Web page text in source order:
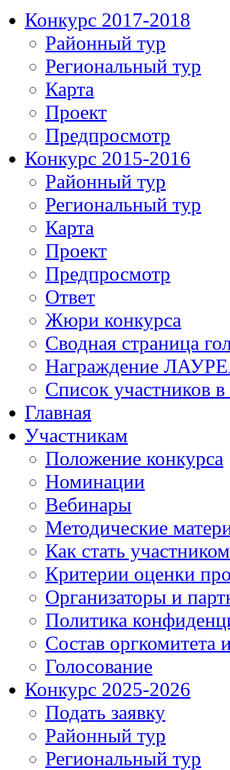
Конкурс 2017-2018
Районный тур
Региональный тур
Карта
Проект
Предпросмотр
Конкурс 2015-2016
Районный тур
Региональный тур
Карта
Проект
Предпросмотр
Ответ
Жюри конкурса
Сводная страница
Награждение
Список участников
Главная
Участникам
Положение конкурса
Номинации
Вебинары
Методические
Как стать участником
Критерии оценки
Организаторы и
Политика
Состав оргкомитета
Голосование
Конкурс 2025-2026
Подать заявку
Районный тур
Региональный тур